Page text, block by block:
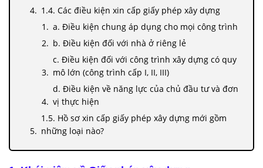
1.4. Các điều kiện xin cấp giấy phép xây dựng
a. Điều kiện chung áp dụng cho mọi công trình
b. Điều kiện đối với nhà ở riêng lẻ
c. Điều kiện đối với công trình xây dựng có quy
mô lớn (công trình cấp I, II, III)
d. Điều kiện về năng lực của chủ đầu tư và đơn
vị thực hiện
1.5. Hồ sơ xin cấp giấy phép xây dựng mới gồm
những loại nào?
b. Trình tự, thủ tục xin cấp giấy phép xây dựng